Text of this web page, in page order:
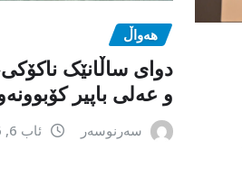
هەواڵ
دوای ساڵانێک
و عەلی باپیر
سەرنوسەر ئاب 6, 2026